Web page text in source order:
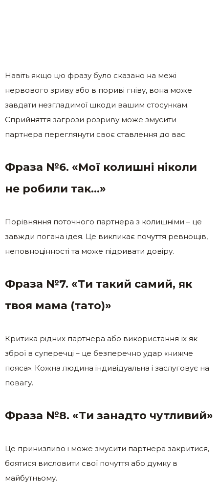
Навіть якщо цю фразу було сказано на межі
нервового зриву або в пориві гніву, вона може
завдати незгладимої шкоди вашим стосункам.
Сприйняття загрози розриву може змусити
партнера переглянути своє ставлення до вас.
Фраза №6. «Мої колишні ніколи
не робили так…»
Порівняння поточного партнера з колишніми – це
завжди погана ідея. Це викликає почуття ревнощів,
неповноцінності та може підривати довіру.
Фраза №7. «Ти такий самий, як
твоя мама (тато)»
Критика рідних партнера або використання їх як
зброї в суперечці – це безперечно удар «нижче
пояса». Кожна людина індивідуальна і заслуговує на
повагу.
Фраза №8. «Ти занадто чутливий»
Це принизливо і може змусити партнера закритися,
боятися висловити свої почуття або думку в
майбутньому.